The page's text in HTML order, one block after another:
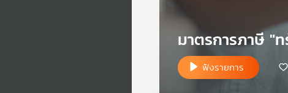
มาตรการภาษี "
ฟังรายการ